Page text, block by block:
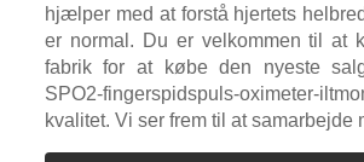
hjælper med at forstå hjertets
er normal. Du er velkommen til at
fabrik for at købe den nyeste
SPO2-fingerspidspuls-
kvalitet. Vi ser frem til at samarbejde